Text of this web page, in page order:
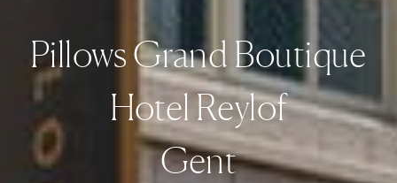
Pillows Grand Boutique
Hotel Reylof
Gent